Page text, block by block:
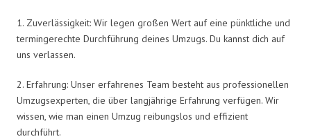
1. Zuverlässigkeit: Wir legen großen Wert auf eine pünktliche und
termingerechte Durchführung deines Umzugs. Du kannst dich auf
uns verlassen.
2. Erfahrung: Unser erfahrenes Team besteht aus professionellen
Umzugsexperten, die über langjährige Erfahrung verfügen. Wir
wissen, wie man einen Umzug reibungslos und effizient
durchführt.